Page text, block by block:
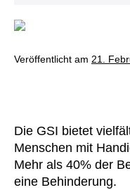
Veröffentlicht am 21.
Die GSI bietet
Menschen mit
Mehr als 40% der
eine Behinderung.